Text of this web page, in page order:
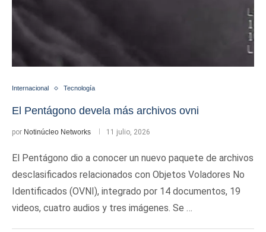
Internacional Tecnología
El Pentágono devela más archivos ovni
por Notinúcleo Networks 11 julio, 2026
El Pentágono dio a conocer un nuevo paquete de archivos
desclasificados relacionados con Objetos Voladores No
Identificados (OVNI), integrado por 14 documentos, 19
videos, cuatro audios y tres imágenes. Se …